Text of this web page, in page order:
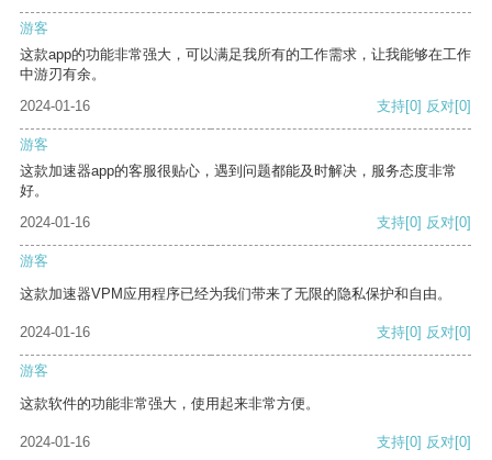
游客
这款app的功能非常强大，可以满足我所有的工作需求，让我能够在工作
中游刃有余。
2024-01-16
支持[0] 反对[0]
游客
这款加速器app的客服很贴心，遇到问题都能及时解决，服务态度非常
好。
2024-01-16
支持[0] 反对[0]
游客
这款加速器VPM应用程序已经为我们带来了无限的隐私保护和自由。
2024-01-16 支持[0] 反对[0]
游客
这款软件的功能非常强大，使用起来非常方便。
2024-01-16 支持[0] 反对[0]